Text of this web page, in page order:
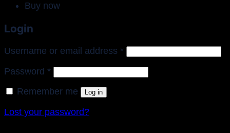
Buy now
Login
Username or email address *Required
Password *Required
Remember me Log in
Lost your password?